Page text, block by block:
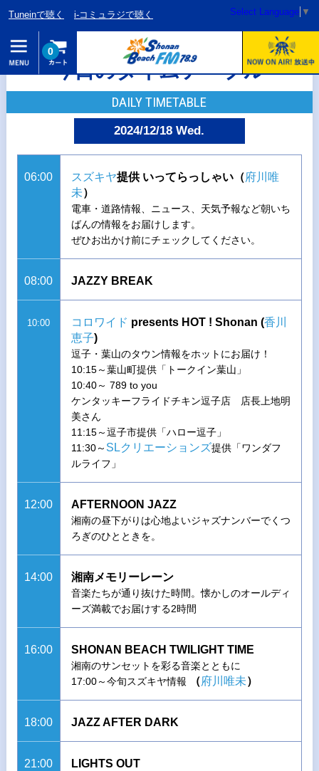
Tuneinで聴く i-コミュラジで聴く Select Language ▼
0
今日のタイムテーブル
DAILY TIMETABLE
2024/12/18 Wed.
06:00 スズキヤ提供 いってらっしゃい（府川唯
未）
電車・道路情報、ニュース、天気予報など朝いち
ばんの情報をお届けします。
ぜひお出かけ前にチェックしてください。
08:00 JAZZY BREAK
10:00 コロワイド presents HOT ! Shonan (香川
恵子)
逗子・葉山のタウン情報をホットにお届け！
10:15～葉山町提供「トークイン葉山」
10:40～ 789 to you
ケンタッキーフライドチキン逗子店 店長上地明
美さん
11:15～逗子市提供「ハロー逗子」
11:30～ SLクリエーションズ提供「ワンダフ
ルライフ」
12:00 AFTERNOON JAZZ
湘南の昼下がりは心地よいジャズナンバーでくつ
ろぎのひとときを。
14:00 湘南メモリーレーン
音楽たちが通り抜けた時間。懐かしのオールディ
ーズ満載でお届けする2時間
16:00 SHONAN BEACH TWILIGHT TIME
湘南のサンセットを彩る音楽とともに
17:00～今旬スズキヤ情報
（府川唯未）
18:00 JAZZ AFTER DARK
21:00 LIGHTS OUT